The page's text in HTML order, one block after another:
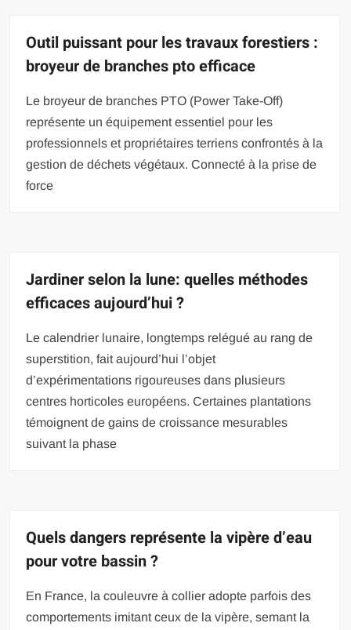
Outil puissant pour les travaux forestiers :
broyeur de branches pto efficace
Le broyeur de branches PTO (Power Take-Off)
représente un équipement essentiel pour les
professionnels et propriétaires terriens confrontés à la
gestion de déchets végétaux. Connecté à la prise de
force
Jardiner selon la lune: quelles méthodes
efficaces aujourd’hui ?
Le calendrier lunaire, longtemps relégué au rang de
superstition, fait aujourd’hui l’objet
d’expérimentations rigoureuses dans plusieurs
centres horticoles européens. Certaines plantations
témoignent de gains de croissance mesurables
suivant la phase
Quels dangers représente la vipère d’eau
pour votre bassin ?
En France, la couleuvre à collier adopte parfois des
comportements imitant ceux de la vipère, semant la